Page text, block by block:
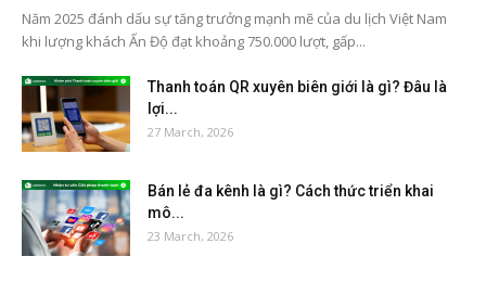
Năm 2025 đánh dấu sự tăng trưởng mạnh mẽ của du lịch Việt Nam
khi lượng khách Ấn Độ đạt khoảng 750.000 lượt, gấp...
Thanh toán QR xuyên biên giới là gì? Đâu là
lợi...
27 March, 2026
Bán lẻ đa kênh là gì? Cách thức triển khai
mô...
23 March, 2026